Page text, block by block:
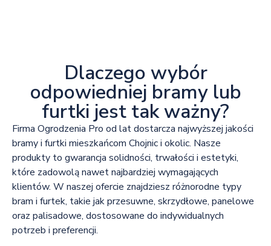
Dlaczego wybór
odpowiedniej bramy lub
furtki jest tak ważny?
Firma Ogrodzenia Pro od lat dostarcza najwyższej jakości
bramy i furtki mieszkańcom Chojnic i okolic. Nasze
produkty to gwarancja solidności, trwałości i estetyki,
które zadowolą nawet najbardziej wymagających
klientów. W naszej ofercie znajdziesz różnorodne typy
bram i furtek, takie jak przesuwne, skrzydłowe, panelowe
oraz palisadowe, dostosowane do indywidualnych
potrzeb i preferencji.